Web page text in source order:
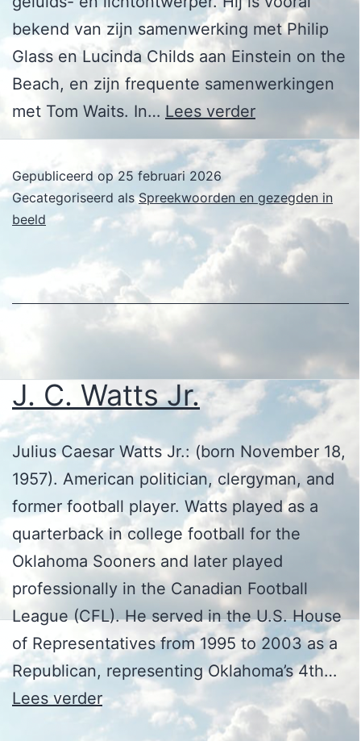
bekend van zijn samenwerking met Philip
Glass en Lucinda Childs aan Einstein on the
Beach, en zijn frequente samenwerkingen
met Tom Waits. In… Lees verderRobert
Wilson
Gepubliceerd op25 februari 2026
Gecategoriseerd alsSpreekwoorden en gezegden in
beeld
J. C. Watts Jr.
Julius Caesar Watts Jr.: (born November 18,
1957). American politician, clergyman, and
former football player. Watts played as a
quarterback in college football for the
Oklahoma Sooners and later played
professionally in the Canadian Football
League (CFL). He served in the U.S. House
of Representatives from 1995 to 2003 as a
Republican, representing Oklahoma’s 4th…
Lees verderJ.
C.